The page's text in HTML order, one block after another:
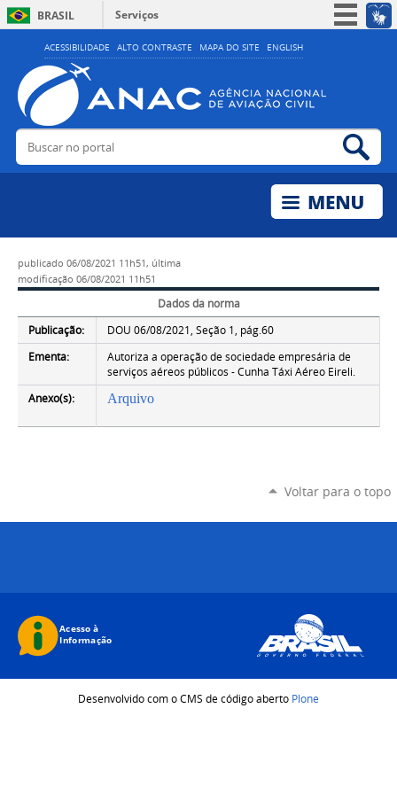
ACESSIBILIDADE ALTO CONTRASTE MAPA DO SITE ENGLISH
BRASIL
Serviços
Simplifique!
Acesso à informação
Legislação
Buscar no portal
publicado 06/08/2021 11h51, última
modificação 06/08/2021 11h51
Dados da norma
Publicação:
DOU 06/08/2021, Seção 1, pág.60
Ementa:
Autoriza a operação de sociedade empresária de
serviços aéreos públicos - Cunha Táxi Aéreo Eireli.
Anexo(s):
Arquivo
Voltar para o topo
Desenvolvido com o CMS de código aberto Plone